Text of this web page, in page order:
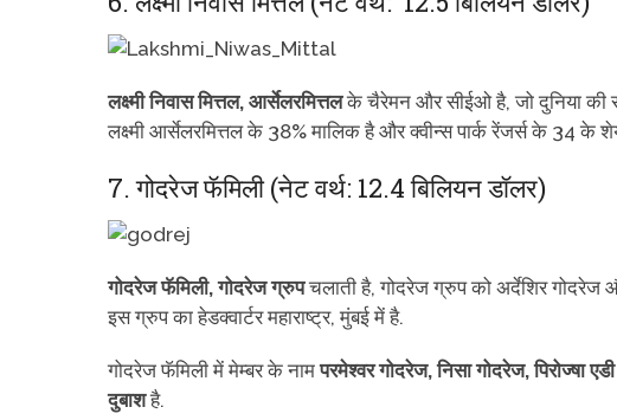
लक्ष्मी निवास मित्तल, आर्सेलरमित्तलके चैरेमन और सीईओ है, जो दुनिया की
लक्ष्मी आर्सेलरमित्तल के 38% मालिक है और क्वीन्स पार्क रेंजर्स के 34 के
7. गोदरेज फॅमिली (नेट वर्थ: 12.4 बिलियन डॉलर)
गोदरेज फॅमिली, गोदरेज ग्रुपचलाती है, गोदरेज ग्रुप को अर्देशिर गोदरेज
इस ग्रुप का हेडक्वार्टर महाराष्ट्र, मुंबई में है.
गोदरेज फॅमिली में मेम्बर के नामपरमेश्वर गोदरेज, निसा गोदरेज, पिरोज्षा
दुबाशहै.